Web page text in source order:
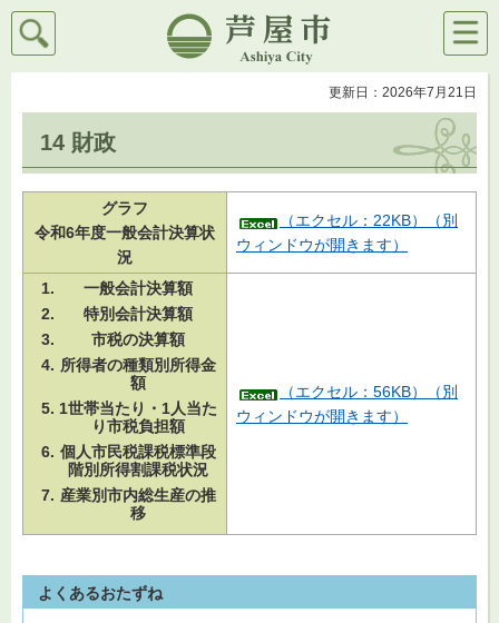
芦屋市
検索
メニ
ュー
更新日：2026年7月21日
14 財政
グラフ
令和6年度一般会計決算状
況
（エクセル：22KB）（別
ウィンドウが開きます）
一般会計決算額
特別会計決算額
市税の決算額
所得者の種類別所得金
額
1世帯当たり・1人当た
り市税負担額
個人市民税課税標準段
階別所得割課税状況
産業別市内総生産の推
移
（エクセル：56KB）（別
ウィンドウが開きます）
よくあるおたずね